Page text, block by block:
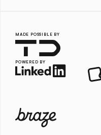
MADE POSSIBLE BY
POWERED BY